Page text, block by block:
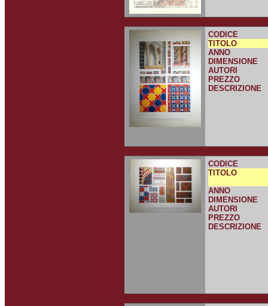
CODICE
TITOLO
ANNO
DIMENSIONE
AUTORI
PREZZO
DESCRIZIONE
CODICE
TITOLO
ANNO
DIMENSIONE
AUTORI
PREZZO
DESCRIZIONE